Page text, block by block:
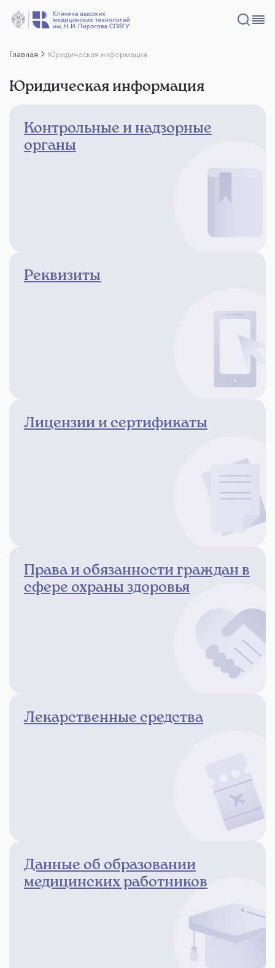
Главная Юридическая информация
Юридическая информация
Контрольные и надзорные
органы
Реквизиты
Лицензии и сертификаты
Права и обязанности граждан в
сфере охраны здоровья
Лекарственные средства
Данные об образовании
медицинских работников